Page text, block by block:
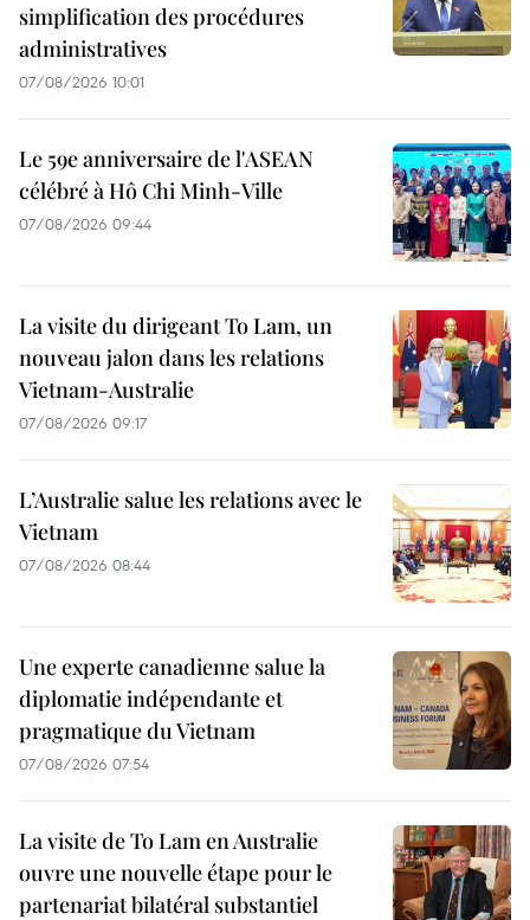
simplification des procédures
administratives
07/08/2026 10:01
Le 59e anniversaire de l'ASEAN
célébré à Hô Chi Minh-Ville
07/08/2026 09:44
La visite du dirigeant To Lam, un
nouveau jalon dans les relations
Vietnam-Australie
07/08/2026 09:17
L’Australie salue les relations avec le
Vietnam
07/08/2026 08:44
Une experte canadienne salue la
diplomatie indépendante et
pragmatique du Vietnam
07/08/2026 07:54
La visite de To Lam en Australie
ouvre une nouvelle étape pour le
partenariat bilatéral substantiel